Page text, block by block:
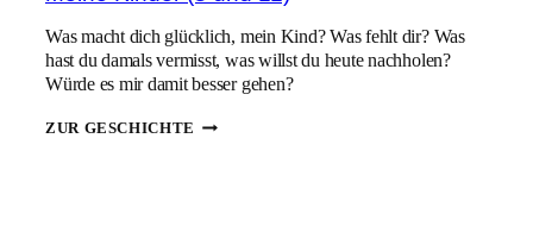
Was macht dich glücklich, mein Kind? Was fehlt dir? Was
hast du damals vermisst, was willst du heute nachholen?
Würde es mir damit besser gehen?
ZUR GESCHICHTE MEINE